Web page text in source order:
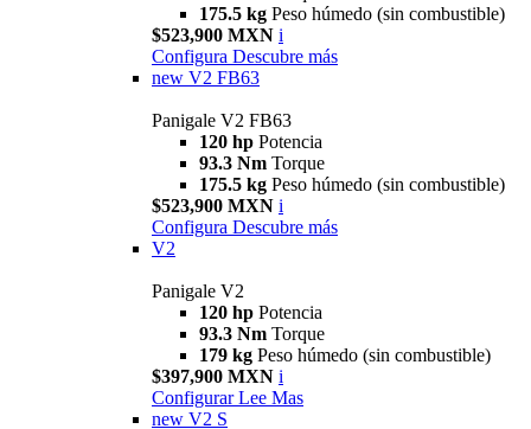
175.5 kg Peso húmedo (sin combustible)
$523,900 MXN i
Configura Descubre más
new V2 FB63
Panigale V2 FB63
120 hp Potencia
93.3 Nm Torque
175.5 kg Peso húmedo (sin combustible)
$523,900 MXN i
Configura Descubre más
V2
Panigale V2
120 hp Potencia
93.3 Nm Torque
179 kg Peso húmedo (sin combustible)
$397,900 MXN i
Configurar Lee Mas
new V2 S